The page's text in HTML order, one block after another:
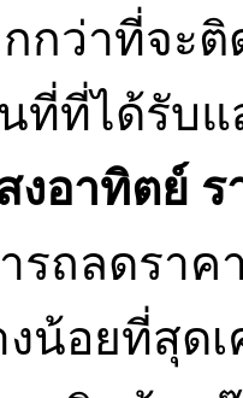
กว่าที่จะ
ที่ที่ได้รับ
งอาทิตย์ ร
รถลดราค
น้อยที่สุด